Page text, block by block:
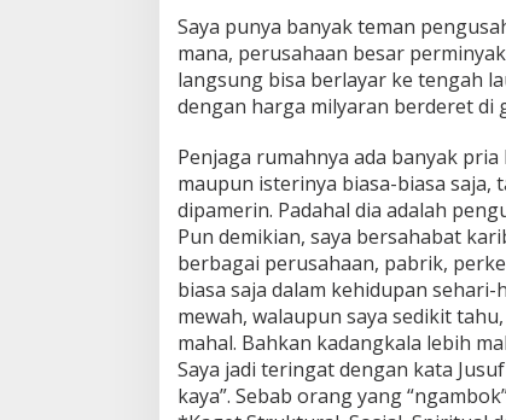
Saya punya banyak teman
mana, perusahaan besar
langsung bisa berlayar ke tengah
dengan harga milyaran berderet di
Penjaga rumahnya ada banyak
maupun isterinya biasa-biasa saja,
dipamerin. Padahal dia adalah
Pun demikian, saya bersahabat
berbagai perusahaan, pabrik,
biasa saja dalam kehidupan
mewah, walaupun saya sedikit
mahal. Bahkan kadangkala lebih
Saya jadi teringat dengan kata
kaya”. Sebab orang yang